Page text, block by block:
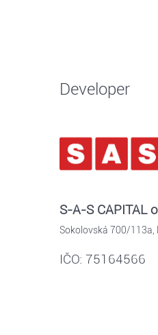
Developer
S-A-S CAPITAL
Sokolovská 700/113a,
IČO: 75164566